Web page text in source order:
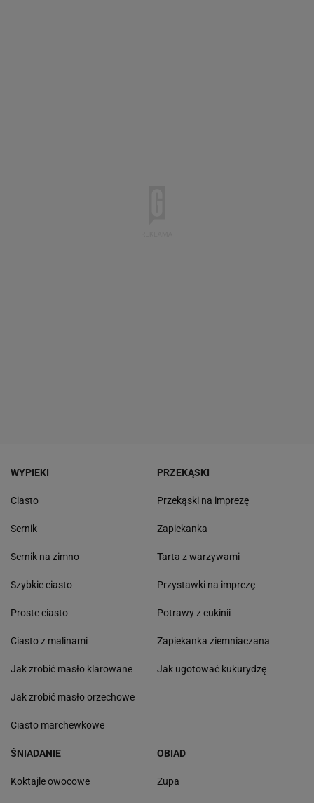
WYPIEKI
Ciasto
Sernik
Sernik na zimno
Szybkie ciasto
Proste ciasto
Ciasto z malinami
Jak zrobić masło klarowane
Jak zrobić masło orzechowe
Ciasto marchewkowe
PRZEKĄSKI
Przekąski na imprezę
Zapiekanka
Tarta z warzywami
Przystawki na imprezę
Potrawy z cukinii
Zapiekanka ziemniaczana
Jak ugotować kukurydzę
ŚNIADANIE
Koktajle owocowe
OBIAD
Zupa